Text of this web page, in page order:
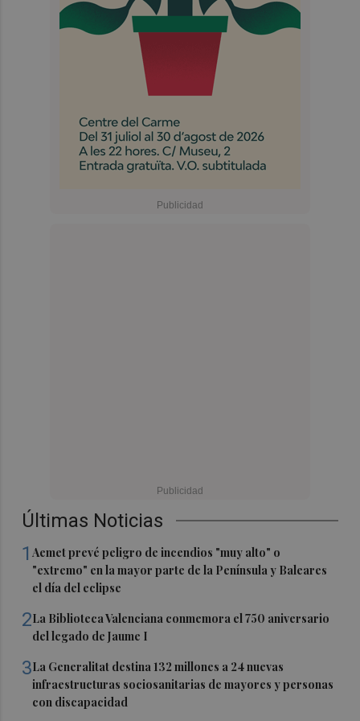
Últimas Noticias
1Aemet prevé peligro de incendios "muy alto" o
"extremo" en la mayor parte de la Península y Baleares
el día del eclipse
2La Biblioteca Valenciana conmemora el 750 aniversario
del legado de Jaume I
3La Generalitat destina 132 millones a 24 nuevas
infraestructuras sociosanitarias de mayores y personas
con discapacidad